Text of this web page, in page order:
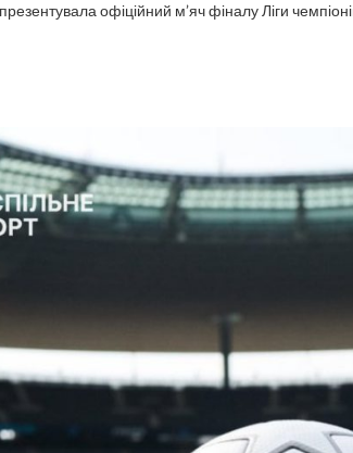
офіційний м’яч фіналу Ліги